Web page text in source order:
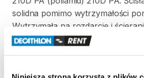
solidna pomimo wytrzymałości
Wytrzymała na rozdarcie i
500 mm​,​ przy tym lekka.